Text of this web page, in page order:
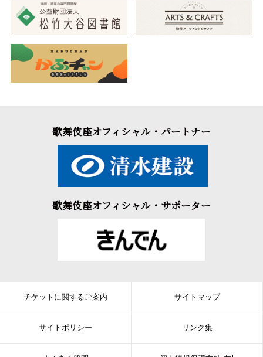
歌舞伎座オフィシャル・パートナー
歌舞伎座オフィシャル・サポーター
チケットに関するご案内 サイトマップ
サイトポリシー リンク集